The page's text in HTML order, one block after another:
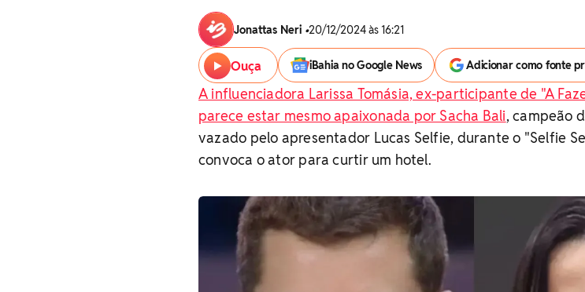
Jonattas Neri •20/12/2024 às 16:21
Ouça iBahia no Google News Adicionar como fonte
A influenciadora Larissa Tomásia, ex-participante de "A
parece estar mesmo apaixonada por Sacha Bali, campeão
vazado pelo apresentador Lucas Selfie, durante o "Selfie
convoca o ator para curtir um hotel.